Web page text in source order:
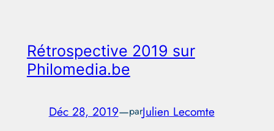
Rétrospective 2019 sur
Philomedia.be
Déc 28, 2019—parJulien Lecomte